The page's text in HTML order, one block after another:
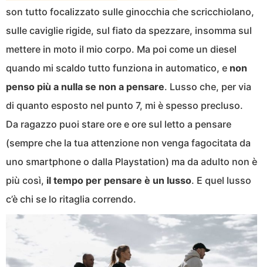
son tutto focalizzato sulle ginocchia che scricchiolano,
sulle caviglie rigide, sul fiato da spezzare, insomma sul
mettere in moto il mio corpo. Ma poi come un diesel
quando mi scaldo tutto funziona in automatico, e non
penso più a nulla se non a pensare. Lusso che, per via
di quanto esposto nel punto 7, mi è spesso precluso.
Da ragazzo puoi stare ore e ore sul letto a pensare
(sempre che la tua attenzione non venga fagocitata da
uno smartphone o dalla Playstation) ma da adulto non è
più così, il tempo per pensare è un lusso. E quel lusso
c’è chi se lo ritaglia correndo.